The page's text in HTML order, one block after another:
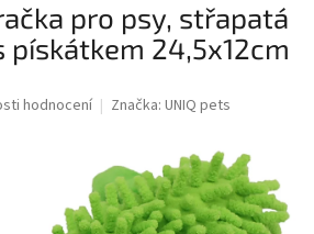
pro psy, střapatá
pískátkem 24,5x12cm
hodnocení Značka: UNIQ pets